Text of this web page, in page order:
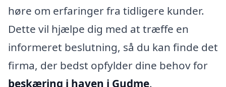
høre om erfaringer fra tidligere kunder.
Dette vil hjælpe dig med at træffe en
informeret beslutning, så du kan finde det
firma, der bedst opfylder dine behov for
beskæring i haven i Gudme.